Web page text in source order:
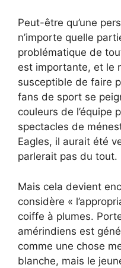
Peut-être qu’une
n’importe quelle
problématique de
est importante, et le
susceptible de faire
fans de sport se
couleurs de l’équipe
spectacles de
Eagles, il aurait été
parlerait pas du tout.
Mais cela devient
considère «
coiffe à plumes.
amérindiens est
comme une chose
blanche, mais le